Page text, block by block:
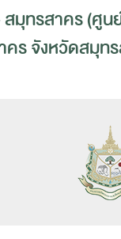
มุทรสาคร (
ร จังหวัดสมุ